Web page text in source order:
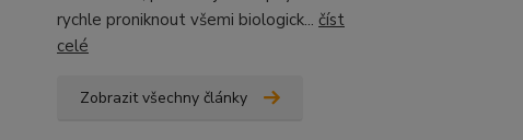
rychle proniknout všemi biologick... číst
celé
Zobrazit všechny články